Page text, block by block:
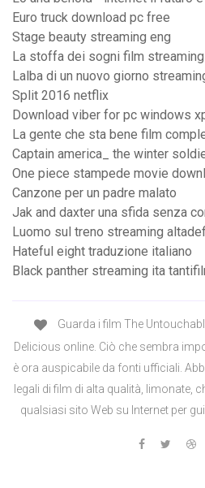
Euro truck download pc free
Stage beauty streaming eng
La stoffa dei sogni film streaming
Lalba di un nuovo giorno
Split 2016 netflix
Download viber for pc windows
La gente che sta bene film
Captain america_ the winter
One piece stampede movie
Canzone per un padre malato
Jak and daxter una sfida senza
Luomo sul treno streaming
Hateful eight traduzione italiano
Black panther streaming ita
Guarda i film The
Delicious online. Ciò che sembra
è ora auspicabile da fonti ufficiali.
legali di film di alta qualità, limonate,
qualsiasi sito Web su Internet per